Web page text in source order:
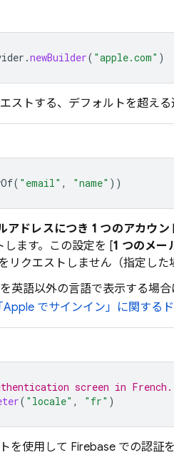
.newBuilder( "apple.com" )
ストする、デフォルトを超え
( "email" , "name" ))
アドレスにつき 1 つのアカウン
します。この設定を [1 つのメー
リクエストしません（指定した
英語以外の言語で表示する場合
「Apple でサインイン」に関する
screen in French.
( "locale" , "fr" )
を使用して Firebase での認証